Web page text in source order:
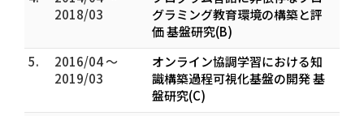
2018/03
グラミング教育環境の構築と評
価 基盤研究(B)
5.
2016/04 ～
2019/03
オンライン協調学習における知
識構築過程可視化基盤の開発 基
盤研究(C)